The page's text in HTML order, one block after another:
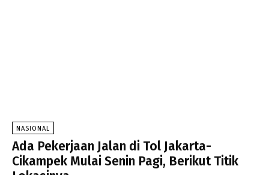
NASIONAL
Ada Pekerjaan Jalan di Tol Jakarta-
Cikampek Mulai Senin Pagi, Berikut Titik